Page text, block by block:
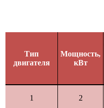
Тип
двигателя
Мощность,
кВт
1 2